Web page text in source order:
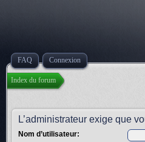
FAQ Connexion
Index du forum
L’administrateur exige que
Nom d’utilisateur: